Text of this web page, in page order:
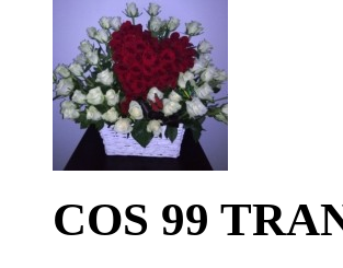
COS 99